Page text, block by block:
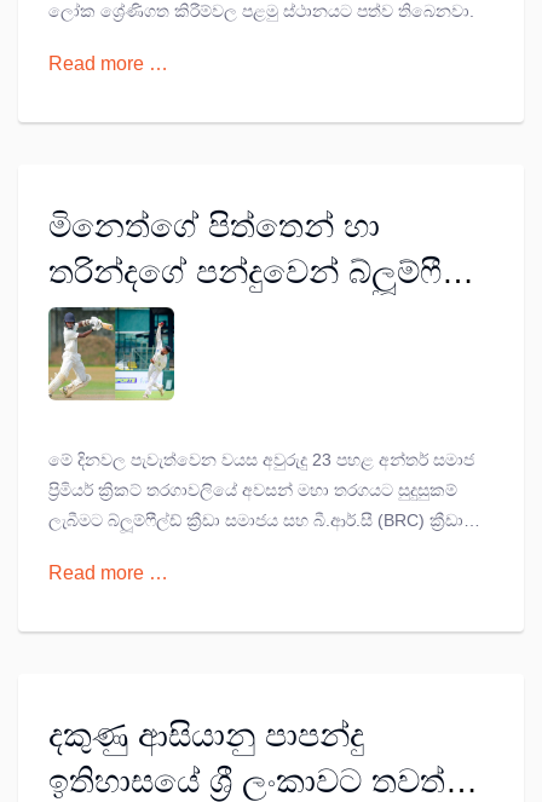
ලෝක ශ්‍රේණිගත කිරීම්වල පළමු ස්ථානයට පත්ව තිබෙනවා.
Read more …
මිනෙත්ගේ පිත්තෙන් හා
තරින්දගේ පන්දුවෙන් බ්ලූම්ෆීල්ඩ්
U23 ප්‍රිමියර් ක්‍රිකට් අවසන්
තරගයට
මේ දිනවල පැවැත්වෙන වයස අවුරුදු 23 පහළ අන්තර් සමාජ
ප්‍රිමියර් ක්‍රිකට් තරගාවලියේ අවසන් මහා තරගයට සුදුසුකම්
ලැබීමට බ්ලූම්ෆීල්ඩ් ක්‍රීඩා සමාජය සහ බී.ආර්.සී (BRC) ක්‍රීඩා
පිට දෙවන වරටත් අවසන් මහා තරගයට සුදුසුකම් ලැබූ අතර,
Read more …
දකුණු ආසියානු පාපන්දු
ඉතිහාසයේ ශ්‍රී ලංකාවට තවත්